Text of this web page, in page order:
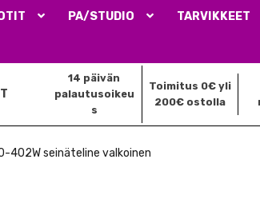
PA/STUDIO TARVIKKEET
14 päivän
palautusoikeu
s
Toimitus 0€ yli
200€ ostolla
402W seinäteline valkoinen